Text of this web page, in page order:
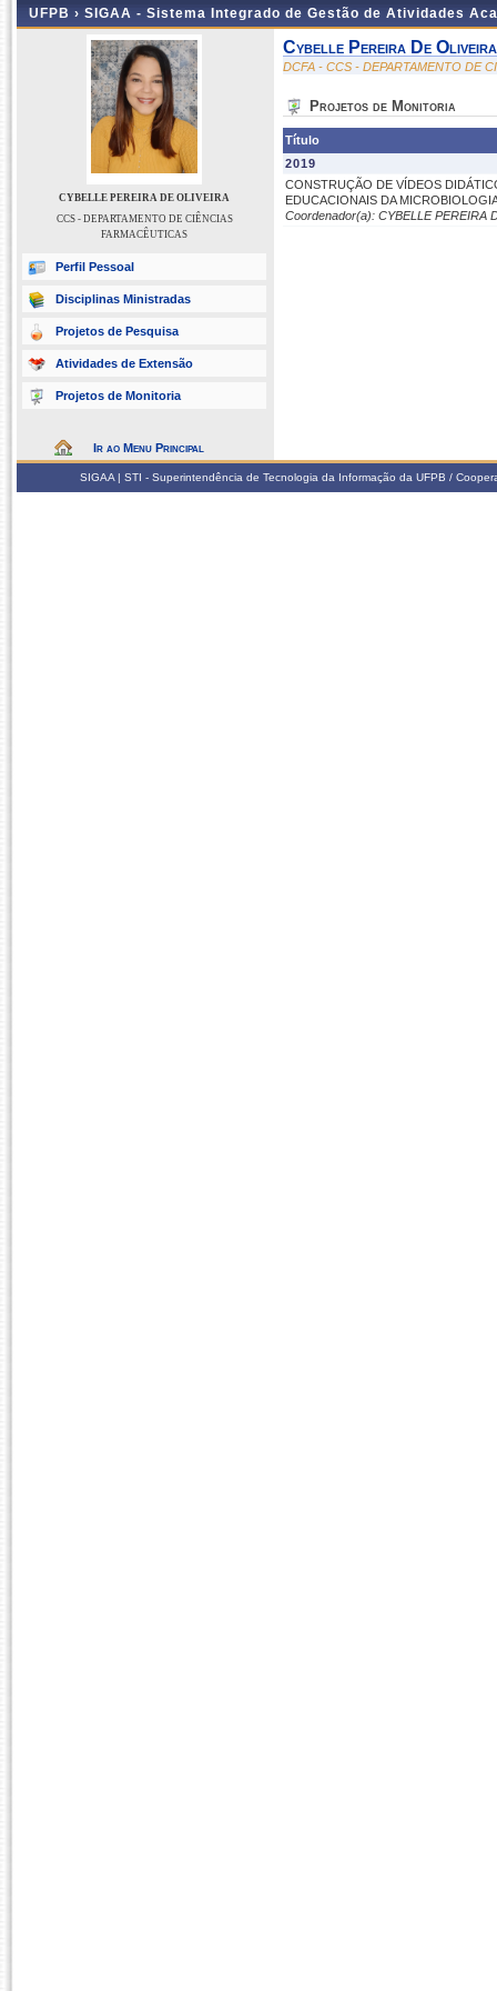
UFPB › SIGAA - Sistema Integrado de Gestão de Atividades
CYBELLE PEREIRA DE OLIVEIRA
CCS - DEPARTAMENTO DE CIÊNCIAS
FARMACÊUTICAS
Perfil Pessoal
Disciplinas Ministradas
Projetos de Pesquisa
Atividades de Extensão
Projetos de Monitoria
Ir ao Menu Principal
Cybelle Pereira De Oliveira
DCFA - CCS - DEPARTAMENTO DE
Projetos de Monitoria
Título
2019
CONSTRUÇÃO DE VÍDEOS
EDUCACIONAIS DA
Coordenador(a): CYBELLE PEREIRA
SIGAA | STI - Superintendência de Tecnologia da Informação da UFPB /